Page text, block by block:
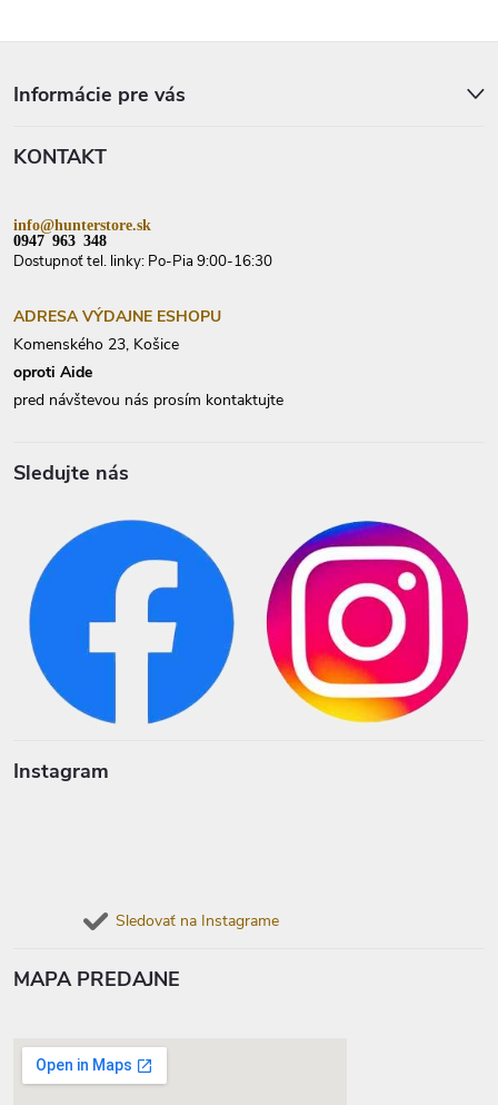
Informácie pre vás
KONTAKT
info@hunterstore.sk
0947 963 348
Dostupnoť tel. linky: Po-Pia 9:00-16:30
ADRESA VÝDAJNE ESHOPU
Komenského 23, Košice
oproti Aide
pred návštevou nás prosím kontaktujte
Sledujte nás
Instagram
Sledovať na Instagrame
MAPA PREDAJNE